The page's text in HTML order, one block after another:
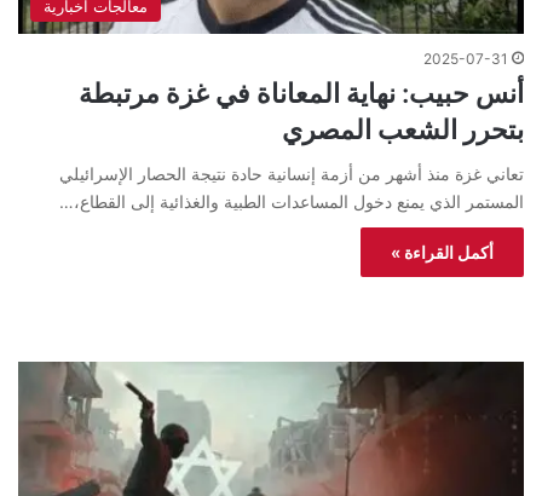
معالجات اخبارية
2025-07-31
أنس حبيب: نهاية المعاناة في غزة مرتبطة
بتحرر الشعب المصري
تعاني غزة منذ أشهر من أزمة إنسانية حادة نتيجة الحصار الإسرائيلي
المستمر الذي يمنع دخول المساعدات الطبية والغذائية إلى القطاع،…
أكمل القراءة »